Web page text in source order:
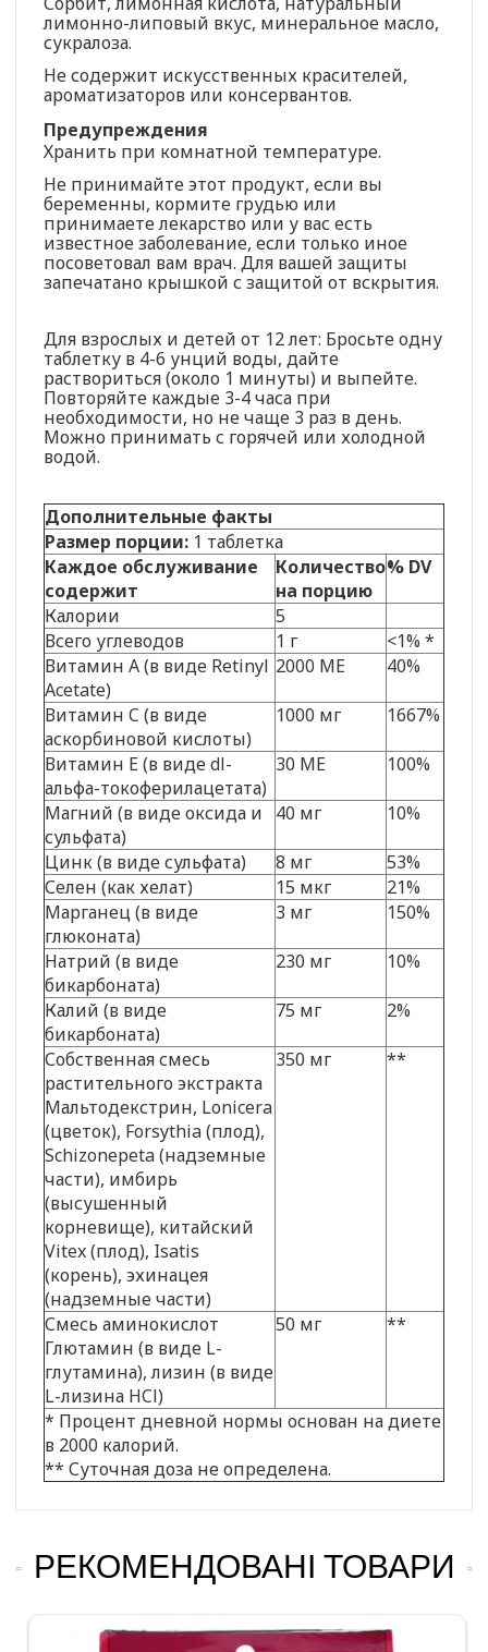
лимонно-липовый вкус, минеральное масло,
сукралоза.
Не содержит искусственных красителей,
ароматизаторов или консервантов.
Предупреждения
Хранить при комнатной температуре.
Не принимайте этот продукт, если вы
беременны, кормите грудью или
принимаете лекарство или у вас есть
известное заболевание, если только иное
посоветовал вам врач. Для вашей защиты
запечатано крышкой с защитой от вскрытия.
Для взрослых и детей от 12 лет: Бросьте одну
таблетку в 4-6 унций воды, дайте
раствориться (около 1 минуты) и выпейте.
Повторяйте каждые 3-4 часа при
необходимости, но не чаще 3 раз в день.
Можно принимать с горячей или холодной
водой.
Дополнительные факты
Размер порции: 1 таблетка
Каждое обслуживание
содержит
Количество
на порцию
% DV
Калории
5
Всего углеводов
1 г
<1% *
Витамин А (в виде Retinyl
Acetate)
2000 МЕ 40%
Витамин C (в виде
аскорбиновой кислоты)
1000 мг 1667%
Витамин Е (в виде dl-
альфа-токоферилацетата)
30 МЕ 100%
Магний (в виде оксида и
сульфата)
40 мг 10%
Цинк (в виде сульфата) 8 мг
53%
Селен (как хелат)
15 мкг
21%
Марганец (в виде
глюконата)
3 мг 150%
Натрий (в виде
бикарбоната)
230 мг 10%
Калий (в виде
бикарбоната)
75 мг 2%
Собственная смесь
растительного экстракта
Мальтодекстрин, Lonicera
(цветок), Forsythia (плод),
Schizonepeta (надземные
части), имбирь
(высушенный
корневище), китайский
Vitex (плод), Isatis
(корень), эхинацея
(надземные части)
350 мг **
Смесь аминокислот
Глютамин (в виде L-
глутамина), лизин (в виде
L-лизина HCl)
50 мг **
* Процент дневной нормы основан на диете
в 2000 калорий.
** Суточная доза не определена.
РЕКОМЕНДОВАНІ ТОВАРИ